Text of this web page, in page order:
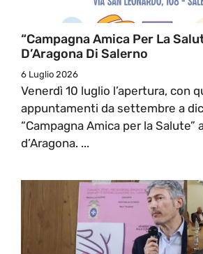
“Campagna Amica Per La
D’Aragona Di Salerno
6 Luglio 2026
Venerdì 10 luglio l’apertura, con
appuntamenti da settembre a
“Campagna Amica per la Salute”
d’Aragona. ...